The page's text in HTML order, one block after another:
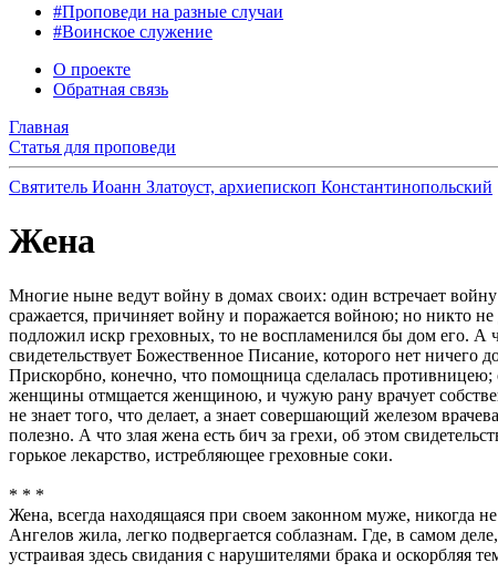
#Проповеди на разные случаи
#Воинское служение
О проекте
Обратная связь
Главная
Статья для проповеди
Святитель Иоанн Златоуст, архиепископ Константинопольский
Жена
Многие ныне ведут войну в домах своих: один встречает
сражается, причиняет войну и поражается войною; но никто
подложил искр греховных, то не воспламенился бы дом его. А
свидетельствует Божественное Писание, которого нет ничего
Прискорбно, конечно, что помощница сделалась
женщины отмщается женщиною, и чужую рану врачует
не знает того, что делает, а знает совершающий железом
полезно. А что злая жена есть бич за грехи, об этом
горькое лекарство, истребляющее греховные соки.
* * *
Жена, всегда находящаяся при своем законном муже, никогда
Ангелов жила, легко подвергается соблазнам. Где, в самом
устраивая здесь свидания с нарушителями брака и оскорбляя